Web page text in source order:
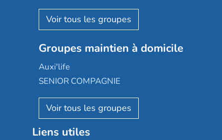
Aquarelia
Nexity edenea
Les jardins d'Arcadie
Reseda
Stella management
Les villages d'or
Korian
Emera
Groupe SOS
Le Noble Âge
Almage
Résidalya
Groupe aplus
Groupes maintien à domicile
Auxi'life
SENIOR COMPAGNIE
AGE D'OR Services
Liens utiles